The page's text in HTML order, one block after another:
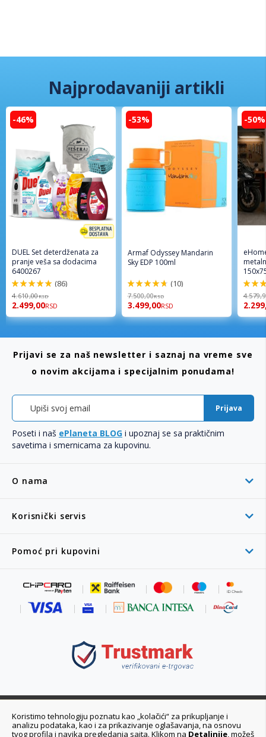
Najprodavaniji artikli
-46%
DUEL Set deterdženata za
pranje veša sa dodacima
6400267
98%
(86)
4.610,00RSD
2.499,00RSD
-53%
Armaf Odyssey Mandarin
Sky EDP 100ml
94%
(10)
7.500,00RSD
3.499,00RSD
-50%
96%
O nama
Korisnički servis
Pomoć pri kupovini
Prijavi se za naš newsletter i saznaj na vreme sve
o novim akcijama i specijalnim ponudama!
Prijava
Poseti i naš ePlaneta BLOG i upoznaj se sa praktičnim
savetima i smernicama za kupovinu.
011 6355 550
Ponedeljak - Petak 08:00 - 20:00h
Koristimo tehnologiju poznatu kao „kolačići“ za prikupljanje i
analizu podataka, kao i za prikazivanje oglašavanja, na osnovu
tvog profila i navika pregledanja sajta. Klikom na Detaljnije, možeš